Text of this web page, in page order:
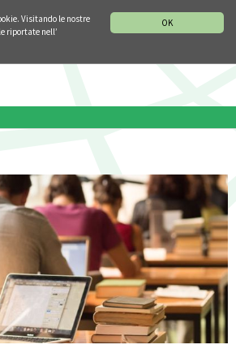
OK
Visitando le nostre
riportate nell’